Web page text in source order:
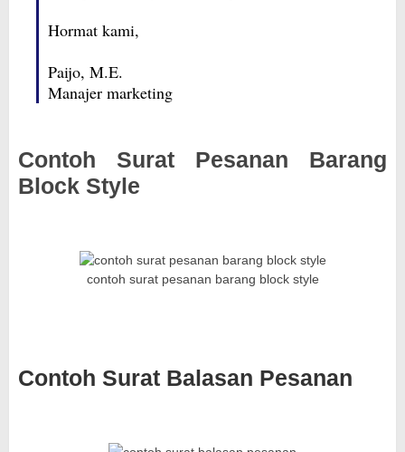
Hormat kami,
Paijo, M.E.
Manajer marketing
Contoh Surat Pesanan Barang
Block Style
contoh surat pesanan barang block style
Contoh Surat Balasan Pesanan